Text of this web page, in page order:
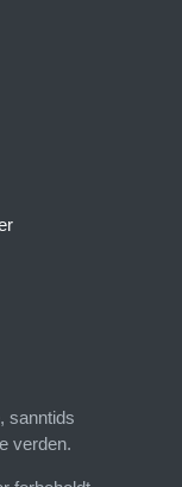
sanntids
verden.